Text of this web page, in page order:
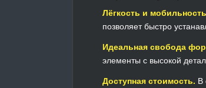
Лёгкость и
позволяет быстро
Идеальная свобода
элементы с высокой
Доступная стоимость. В